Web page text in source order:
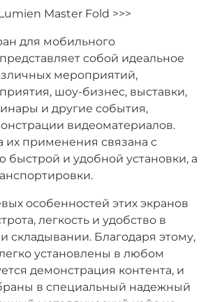
Master Fold >>>
для мобильного
собой идеальное
мероприятий,
шоу-бизнес, выставки,
и другие события,
видеоматериалов.
их применения связана с
быстрой и удобной установки, а
особенностей этих экранов
легкость и удобство в
складывании. Благодаря этому,
установлены в любом
демонстрация контента, и
в специальный надежный